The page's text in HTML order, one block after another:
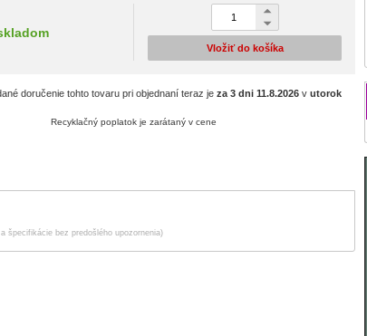
Vložiť do košíka
doručenie tohto tovaru pri objednaní teraz je za 3 dni 11.8.2026v utorok
Recyklačný poplatok je zarátaný v cene
špecifikácie bez predošlého upozornenia)